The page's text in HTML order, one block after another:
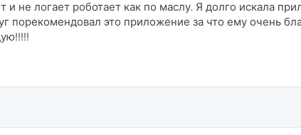
не логает роботает как по маслу. Я долго искала
порекомендовал это приложение за что ему очень